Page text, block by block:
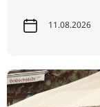
11.08.2026